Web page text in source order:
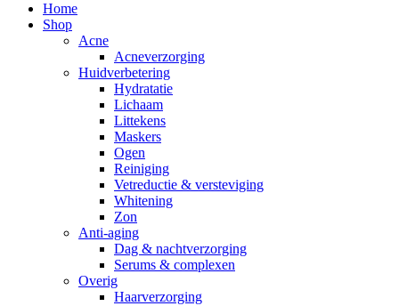
Home
Shop
Acne
Acneverzorging
Huidverbetering
Hydratatie
Lichaam
Littekens
Maskers
Ogen
Reiniging
Vetreductie & versteviging
Whitening
Zon
Anti-aging
Dag & nachtverzorging
Serums & complexen
Overig
Haarverzorging